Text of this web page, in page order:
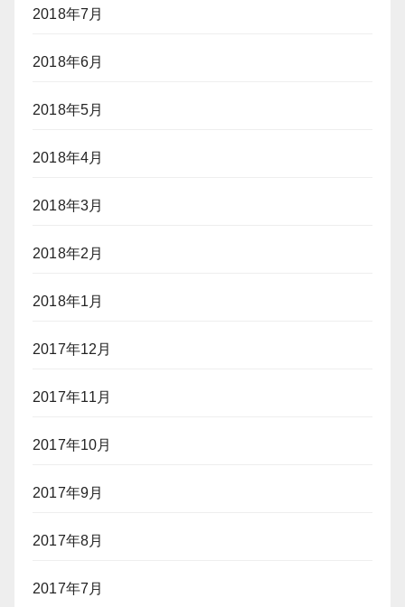
2018年7月
2018年6月
2018年5月
2018年4月
2018年3月
2018年2月
2018年1月
2017年12月
2017年11月
2017年10月
2017年9月
2017年8月
2017年7月